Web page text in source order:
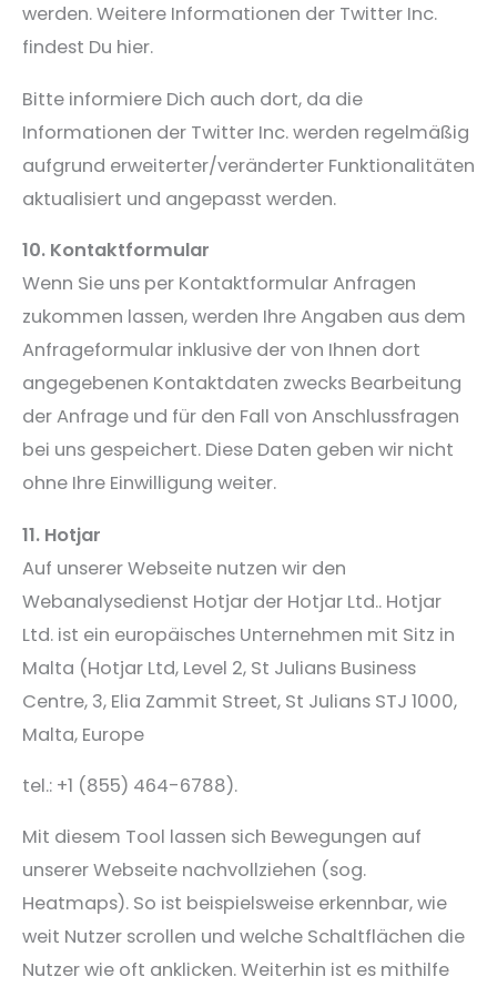
werden. Weitere Informationen der Twitter Inc.
findest Du hier.
Bitte informiere Dich auch dort, da die
Informationen der Twitter Inc. werden regelmäßig
aufgrund erweiterter/veränderter Funktionalitäten
aktualisiert und angepasst werden.
10. Kontaktformular
Wenn Sie uns per Kontaktformular Anfragen
zukommen lassen, werden Ihre Angaben aus dem
Anfrageformular inklusive der von Ihnen dort
angegebenen Kontaktdaten zwecks Bearbeitung
der Anfrage und für den Fall von Anschlussfragen
bei uns gespeichert. Diese Daten geben wir nicht
ohne Ihre Einwilligung weiter.
11. Hotjar
Auf unserer Webseite nutzen wir den
Webanalysedienst Hotjar der Hotjar Ltd.. Hotjar
Ltd. ist ein europäisches Unternehmen mit Sitz in
Malta (Hotjar Ltd, Level 2, St Julians Business
Centre, 3, Elia Zammit Street, St Julians STJ 1000,
Malta, Europe
tel.: +1 (855) 464-6788).
Mit diesem Tool lassen sich Bewegungen auf
unserer Webseite nachvollziehen (sog.
Heatmaps). So ist beispielsweise erkennbar, wie
weit Nutzer scrollen und welche Schaltflächen die
Nutzer wie oft anklicken. Weiterhin ist es mithilfe